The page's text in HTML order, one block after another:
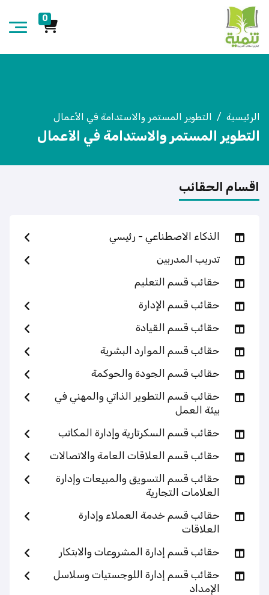
0
الرئيسية التطوير المستمر والاستدامة في الأعمال
التطوير المستمر والاستدامة في الأعمال
اقسام الحقائب
الذكاء الاصطناعي - رئيسي
تدريب المدربين
حقائب قسم التعليم
حقائب قسم الإدارة
حقائب قسم القيادة
حقائب قسم الموارد البشرية
حقائب قسم الجودة والحوكمة
حقائب قسم التطوير الذاتي والمهني في
بيئة العمل
حقائب قسم السكرتارية وإدارة المكاتب
حقائب قسم العلاقات العامة والاتصالات
حقائب قسم التسويق والمبيعات وإدارة
العلامات التجارية
حقائب قسم خدمة العملاء وإدارة
العلاقات
حقائب قسم إدارة المشروعات والابتكار
حقائب قسم إدارة اللوجستيات وسلاسل
الإمداد